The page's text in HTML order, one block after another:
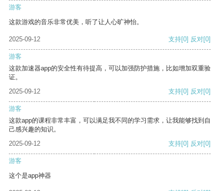
游客
这款游戏的音乐非常优美，听了让人心旷神怡。
2025-09-12 支持[0] 反对[0]
游客
这款加速器app的安全性有待提高，可以加强防护措施，比如增加双重验
证。
2025-09-12
支持[0] 反对[0]
游客
这款app的课程非常丰富，可以满足我不同的学习需求，让我能够找到自
己感兴趣的知识。
2025-09-12
支持[0] 反对[0]
游客
这个是app神器